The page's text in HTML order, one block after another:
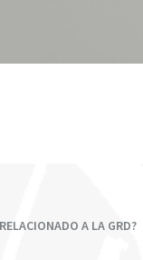
A LA GRD?